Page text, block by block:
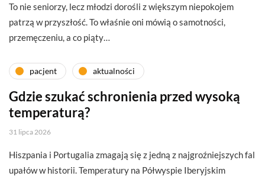
To nie seniorzy, lecz młodzi dorośli z większym niepokojem
patrzą w przyszłość. To właśnie oni mówią o samotności,
przemęczeniu, a co piąty…
pacjent aktualności
Gdzie szukać schronienia przed wysoką
temperaturą?
31 lipca 2026
Hiszpania i Portugalia zmagają się z jedną z najgroźniejszych fal
upałów w historii. Temperatury na Półwyspie Iberyjskim